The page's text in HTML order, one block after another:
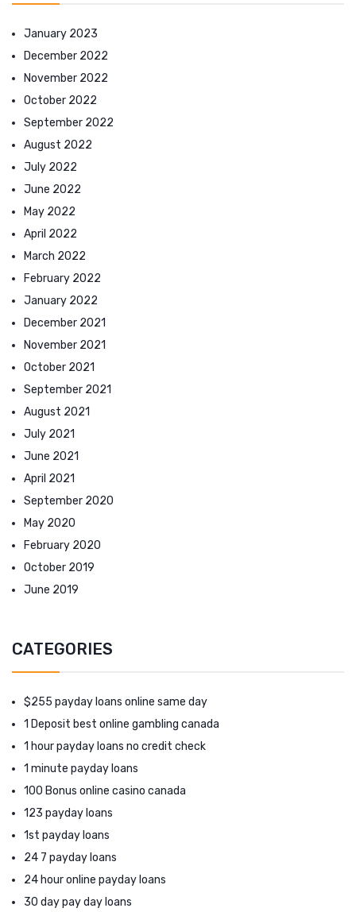
January 2023
December 2022
November 2022
October 2022
September 2022
August 2022
July 2022
June 2022
May 2022
April 2022
March 2022
February 2022
January 2022
December 2021
November 2021
October 2021
September 2021
August 2021
July 2021
June 2021
April 2021
September 2020
May 2020
February 2020
October 2019
June 2019
CATEGORIES
$255 payday loans online same day
1 Deposit best online gambling canada
1 hour payday loans no credit check
1 minute payday loans
100 Bonus online casino canada
123 payday loans
1st payday loans
24 7 payday loans
24 hour online payday loans
30 day pay day loans